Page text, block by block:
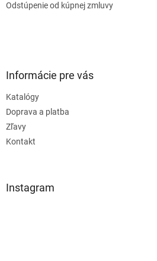
Odstúpenie od kúpnej zmluvy
Informácie pre vás
Katalógy
Doprava a platba
Zľavy
Kontakt
Instagram